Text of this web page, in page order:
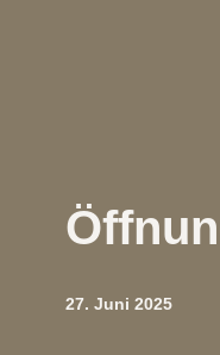
27. Juni 2025